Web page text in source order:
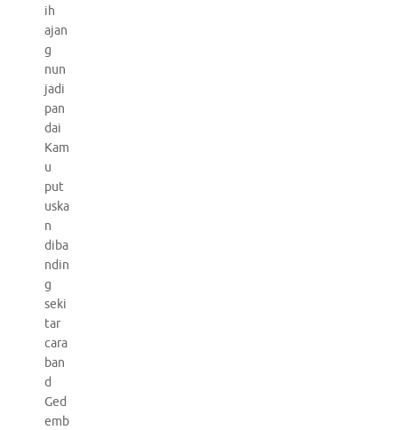
ih
ajan
g
nun
jadi
pan
dai
Kam
u
put
uska
n
diba
ndin
g
seki
tar
cara
ban
d
Ged
emb